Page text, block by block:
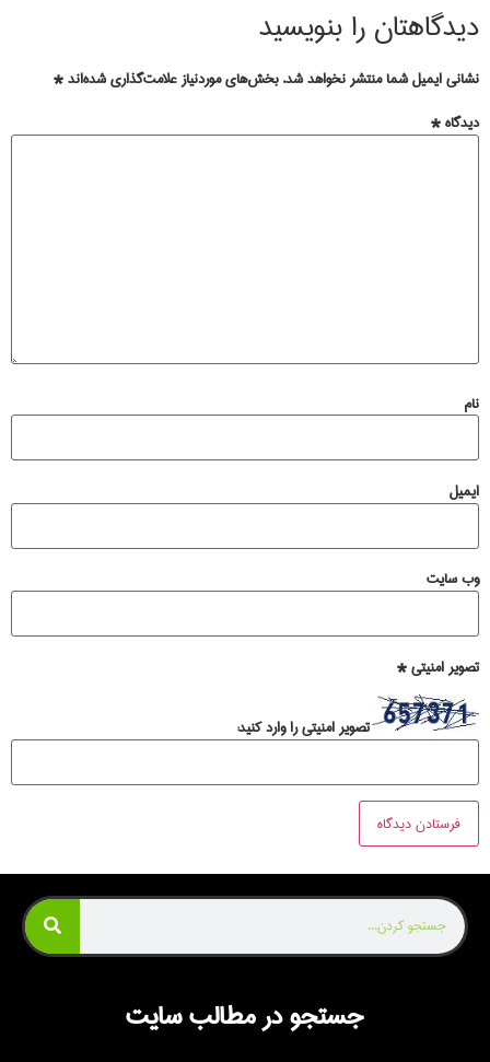
دیدگاهتان را بنویسید
نشانی ایمیل شما منتشر نخواهد شد. بخش‌های موردنیاز علامت‌گذاری شده‌اند*
دیدگاه*
نام
ایمیل
وب‌ سایت
تصویر امنیتی*
تصویر امنیتی را وارد کنید:
جستجو در مطالب سایت